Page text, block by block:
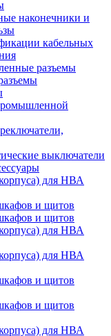
наконечники и
кабельных
разъемы
выключатели
для НВА
и щитов
и щитов
для НВА
для НВА
и щитов
и щитов
для НВА